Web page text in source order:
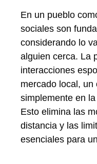
En un pueblo
sociales son
considerando lo
alguien cerca. La
interacciones
mercado local, un
simplemente en
Esto elimina las
distancia y las
esenciales para